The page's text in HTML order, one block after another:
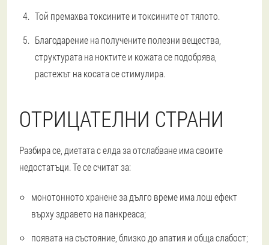
Той премахва токсините и токсините от тялото.
Благодарение на получените полезни вещества,
структурата на ноктите и кожата се подобрява,
растежът на косата се стимулира.
ОТРИЦАТЕЛНИ СТРАНИ
Разбира се, диетата с елда за отслабване има своите
недостатъци. Те се считат за:
монотонното хранене за дълго време има лош ефект
върху здравето на панкреаса;
появата на състояние, близко до апатия и обща слабост;